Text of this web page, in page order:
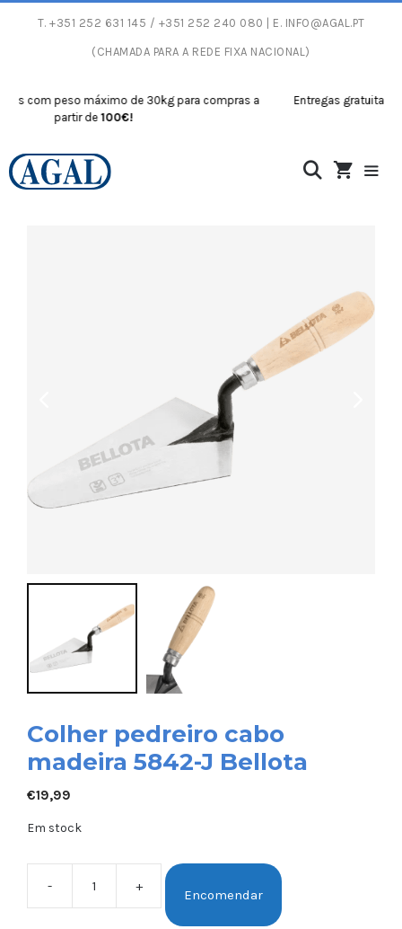
T. +351 252 631 145 / +351 252 240 080 | E. INFO@AGAL.PT
(CHAMADA PARA A REDE FIXA NACIONAL)
com peso máximo de 30kg para compras a
partir de100€!
Entregas gratuitas
Colher pedreiro cabo
madeira 5842-J Bellota
€19,99
Em stock
- +
Encomendar